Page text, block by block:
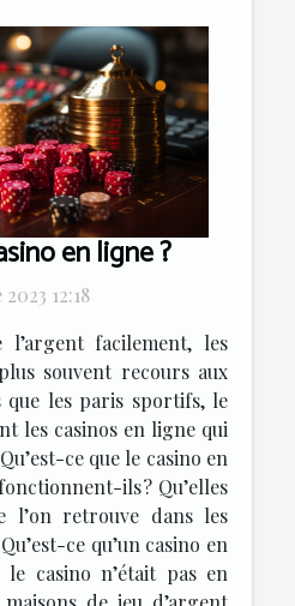
en ligne ?
12:18
facilement, les
souvent recours aux
que les paris sportifs, le
les casinos en ligne qui
ce que le casino en
ils ? Qu’elles
l’on retrouve dans les
ce qu’un casino en
le casino n’était pas en